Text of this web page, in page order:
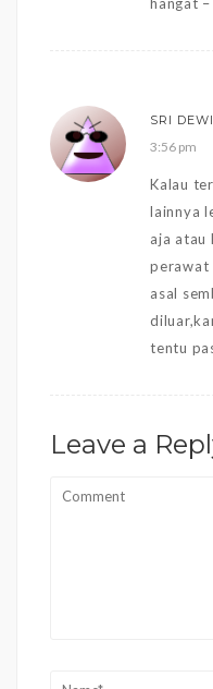
hangat
SRI
3:56 pm
Kalau
lainnya
aja atau
perawat
asal
tentu
Leave a